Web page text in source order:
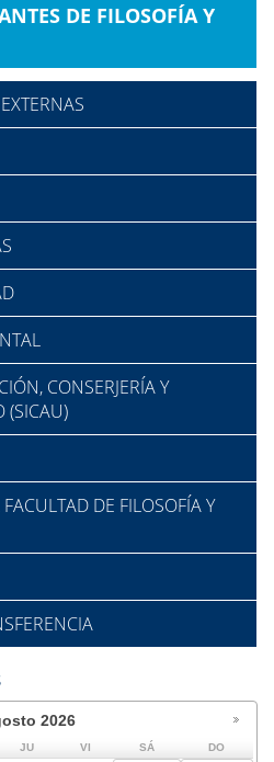
DE FILOSOFÍA Y
CONSERJERÍA Y
(SICAU)
DE FILOSOFÍA Y
2026
JU VI SÁ DO